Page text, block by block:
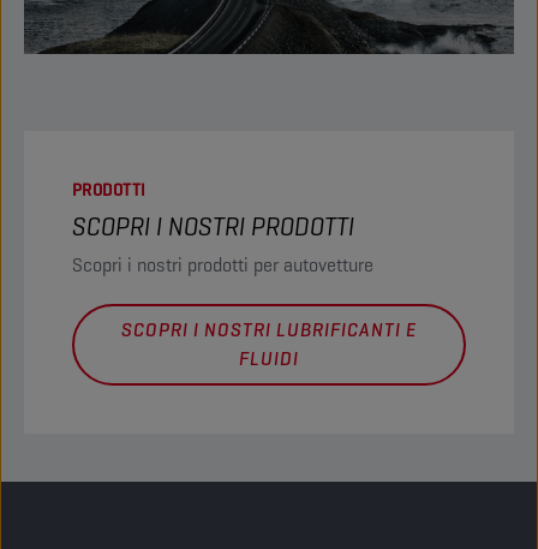
PRODOTTI
SCOPRI I NOSTRI PRODOTTI
Scopri i nostri prodotti per autovetture
SCOPRI I NOSTRI LUBRIFICANTI E
FLUIDI